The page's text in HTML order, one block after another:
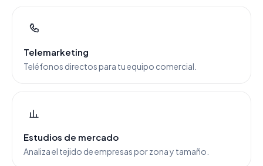
Telemarketing
Teléfonos directos para tu equipo comercial.
Estudios de mercado
Analiza el tejido de empresas por zona y tamaño.